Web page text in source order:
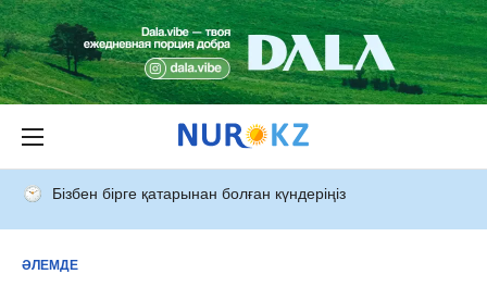
Бізбен бірге қатарынан болған күндеріңіз
ӘЛЕМДЕ